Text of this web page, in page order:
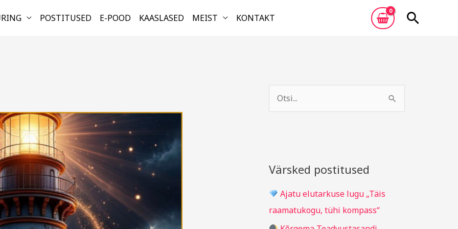
POSTITUSED E-POOD KAASLASED MEIST KONTAKT Otsi
c
f
o
Värsked postitused
Ajatu elutarkuse lugu „Täis
raamatukogu, tühi kompass“
h
b
g
i
d